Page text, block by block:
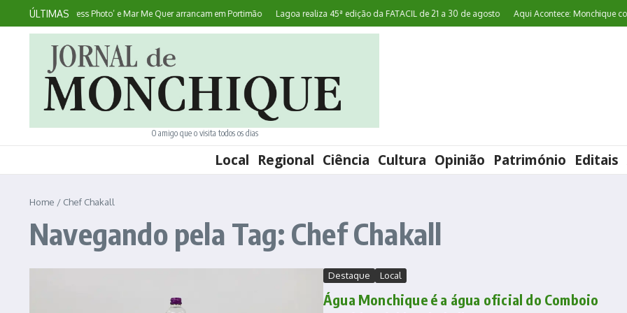
Ir para o conteúdo
ÚLTIMAS
‘World Press Photo’ e Mar Me Quer arrancam em Portimão Lagoa realiza 45ª edição da FATACIL de 21 a 30 de agosto Aqui Acontece: Monchique
O amigo que o visita todos os dias
Local Regional Ciência Cultura Opinião Património Editais
Home / Chef Chakall
Navegando pela Tag: Chef Chakall
Destaque Local
Água Monchique é a água oficial do Comboio